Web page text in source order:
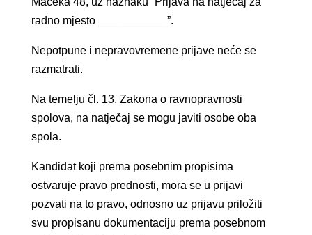
radno mjesto ___________”.
Nepotpune i nepravovremene prijave neće se
razmatrati.
Na temelju čl. 13. Zakona o ravnopravnosti
spolova, na natječaj se mogu javiti osobe oba
spola.
Kandidat koji prema posebnim propisima
ostvaruje pravo prednosti, mora se u prijavi
pozvati na to pravo, odnosno uz prijavu priložiti
svu propisanu dokumentaciju prema posebnom